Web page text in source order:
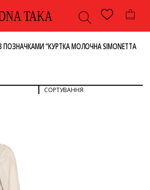
TAKA
ПОЗНАЧКАМИ “КУРТКА МОЛОЧНА SIMONETTA
СОРТУВАННЯ